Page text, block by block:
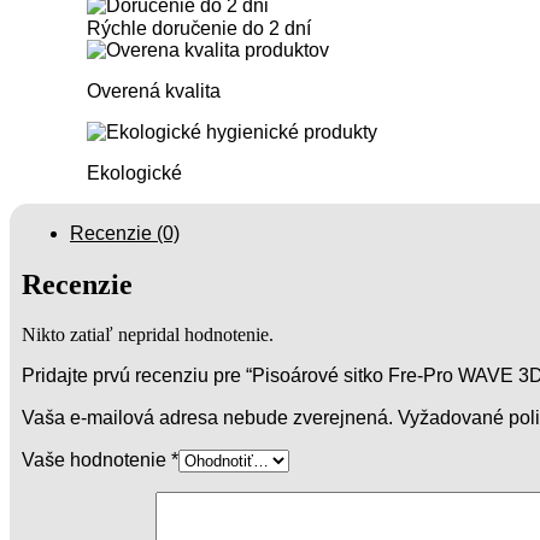
WAVE
3D
Citrus
ks
Rýchle doručenie do 2 dní
Overená kvalita
Ekologické
Recenzie (0)
Recenzie
Nikto zatiaľ nepridal hodnotenie.
Pridajte prvú recenziu pre “Pisoárové sitko Fre-Pro WAVE
Vaša e-mailová adresa nebude zverejnená. Vyžadované
Vaše hodnotenie *